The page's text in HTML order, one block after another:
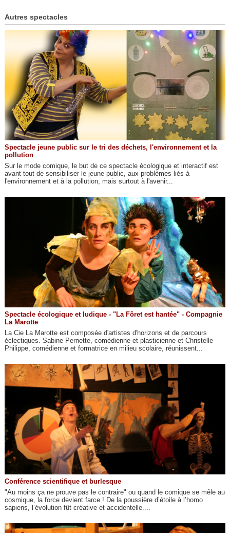
Autres spectacles
Spectacle jeune public sur le tri des déchets, l'environnement et la
pollution
Sur le mode comique, le but de ce spectacle écologique et interactif est
avant tout de sensibiliser le jeune public, aux problèmes liés à
l'environnement et à la pollution, mais surtout à l'avenir...
Spectacle écologique et ludique - "La Fôret est hantée" - Compagnie
La Marotte
La Cie La Marotte est composée d'artistes d'horizons et de parcours
éclectiques. Sabine Pernette, comédienne et plasticienne et Christelle
Philippe, comédienne et formatrice en milieu scolaire, réunissent...
Conférence scientifique et burlesque
"Au moins ça ne prouve pas le contraire" ou quand le comique se mêle au
cosmique, la force devient farce ! De la poussière d’étoile à l’homo
sapiens, l’évolution fût créative et accidentelle....